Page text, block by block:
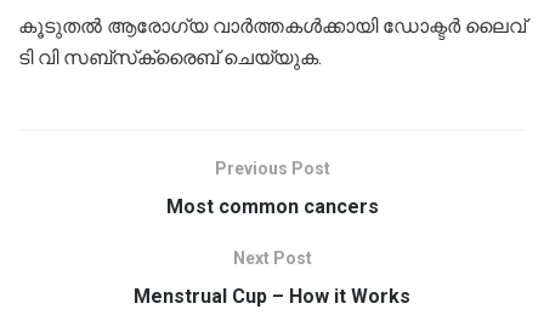
കൂടുതല്‍ ആരോഗ്യ വാര്‍ത്തകള്‍ക്കായി ഡോക്ടര്‍ ലൈവ്
ടി വി സബ്‌സ്‌ക്രൈബ് ചെയ്യുക.
Previous Post
Most common cancers
Next Post
Menstrual Cup – How it Works